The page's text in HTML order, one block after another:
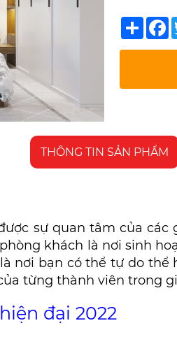
Share
THÔNG TIN SẢN PHẨM
sự quan tâm của
khách là nơi sinh
nơi bạn có thể tự do
từng thành viên trong
đại 2022